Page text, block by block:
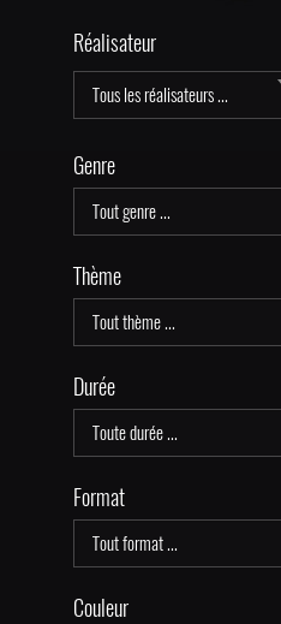
Réalisateur
Tous les réalisateurs ...
Genre
Thème
Durée
Format
Couleur